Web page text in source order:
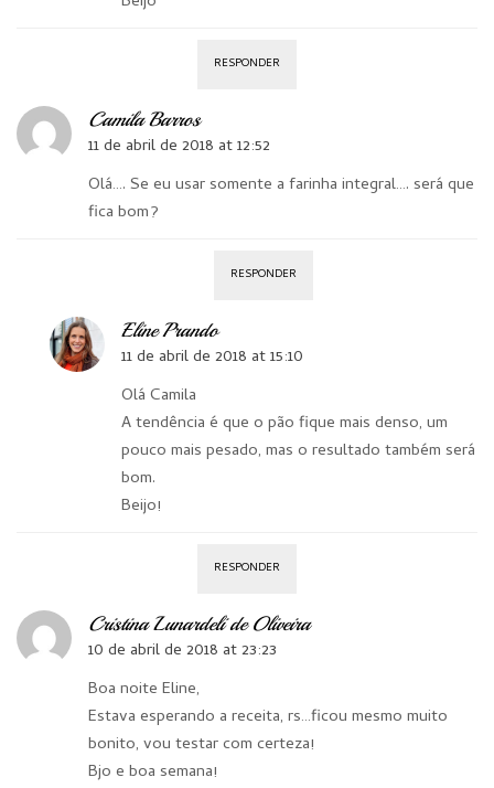
RESPONDER
Camila Barros
11 de abril de 2018 at 12:52
Olá…. Se eu usar somente a farinha integral…. será que
fica bom?
RESPONDER
Eline Prando
11 de abril de 2018 at 15:10
Olá Camila
A tendência é que o pão fique mais denso, um
pouco mais pesado, mas o resultado também será
bom.
Beijo!
RESPONDER
Cristina Lunardeli de Oliveira
10 de abril de 2018 at 23:23
Boa noite Eline,
Estava esperando a receita, rs…ficou mesmo muito
bonito, vou testar com certeza!
Bjo e boa semana!